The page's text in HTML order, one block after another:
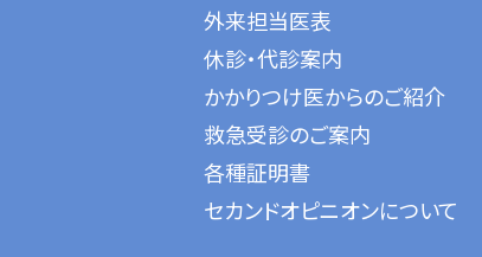
外来担当医表
休診・代診案内
かかりつけ医からのご紹介
救急受診のご案内
各種証明書
セカンドオピニオンについて